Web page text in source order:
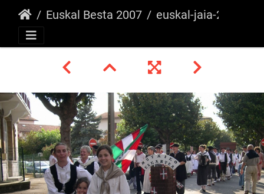
Euskal Besta 2007 euskal-jaia-2007- g 26419949630 o